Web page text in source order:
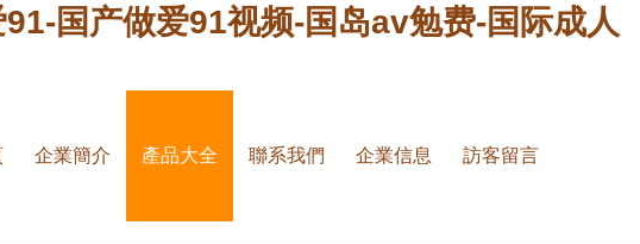
国产做爱91视频-国岛av勉费-国际成人
企業簡介 產品大全 聯系我們 企業信息 訪客留言